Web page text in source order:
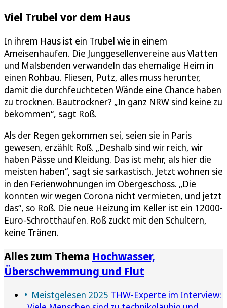
Viel Trubel vor dem Haus
In ihrem Haus ist ein Trubel wie in einem
Ameisenhaufen. Die Junggesellenvereine aus Vlatten
und Malsbenden verwandeln das ehemalige Heim in
einen Rohbau. Fliesen, Putz, alles muss herunter,
damit die durchfeuchteten Wände eine Chance haben
zu trocknen. Bautrockner? „In ganz NRW sind keine zu
bekommen“, sagt Roß.
Als der Regen gekommen sei, seien sie in Paris
gewesen, erzählt Roß. „Deshalb sind wir reich, wir
haben Pässe und Kleidung. Das ist mehr, als hier die
meisten haben“, sagt sie sarkastisch. Jetzt wohnen sie
in den Ferienwohnungen im Obergeschoss. „Die
konnten wir wegen Corona nicht vermieten, und jetzt
das“, so Roß. Die neue Heizung im Keller ist ein 12000-
Euro-Schrotthaufen. Roß zuckt mit den Schultern,
keine Tränen.
Alles zum Thema Hochwasser,
Überschwemmung und Flut
Meistgelesen 2025 THW-Experte im Interview: